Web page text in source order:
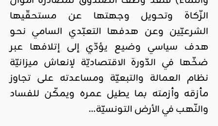
الزّكاة وتحويل وجهتها عن مستحقّيها
الشرعيّين وعن هدفها التعبّدي السامي نحو
هدف سياسي وضيع يؤدّي إلى إتلافها عبر
ضخّها في الدّورة الاقتصاديّة لإنعاش ميزانيّة
نظام العمالة والتبعيّة ومساعدته على تجاوز
مأزقه وأزمته بما يطيل عمره ويمكّن للفساد
والنّهب في الأرض التونسيّة…